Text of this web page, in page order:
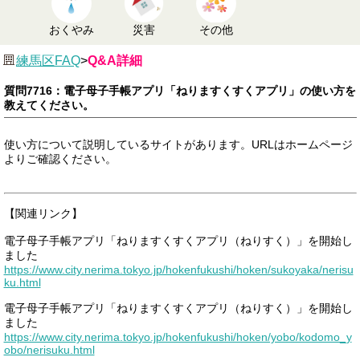
おくやみ 災害 その他
練馬区FAQ>Q&A詳細
質問7716：電子母子手帳アプリ「ねりますくすくアプリ」の使い方を
教えてください。
使い方について説明しているサイトがあります。URLはホームページ
よりご確認ください。
【関連リンク】
電子母子手帳アプリ「ねりますくすくアプリ（ねりすく）」を開始し
ました
https://www.city.nerima.tokyo.jp/hokenfukushi/hoken/sukoyaka/nerisu
ku.html
電子母子手帳アプリ「ねりますくすくアプリ（ねりすく）」を開始し
ました
https://www.city.nerima.tokyo.jp/hokenfukushi/hoken/yobo/kodomo_y
obo/nerisuku.html